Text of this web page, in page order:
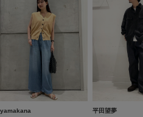
yamakana
平田望夢